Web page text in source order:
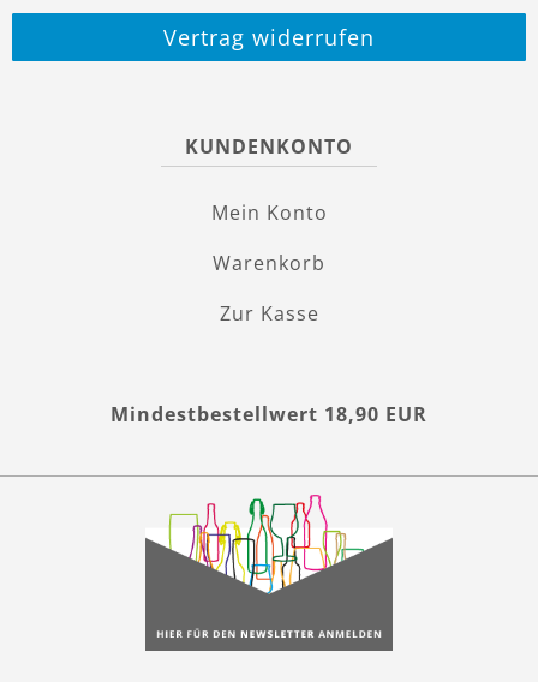
Vertrag widerrufen
KUNDENKONTO
Mein Konto
Warenkorb
Zur Kasse
Mindestbestellwert 18,90 EUR